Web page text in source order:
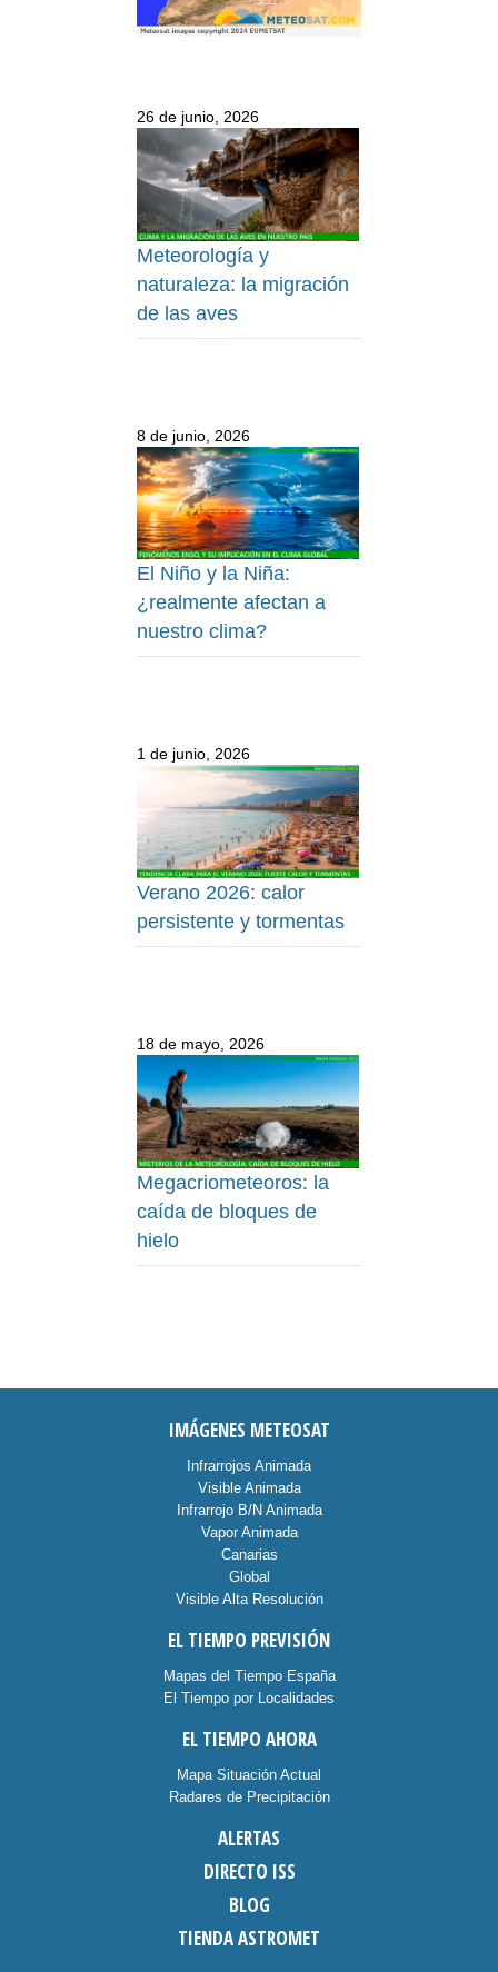
26 de junio, 2026
Meteorología y
naturaleza: la migración
de las aves
8 de junio, 2026
El Niño y la Niña:
¿realmente afectan a
nuestro clima?
1 de junio, 2026
Verano 2026: calor
persistente y tormentas
18 de mayo, 2026
Megacriometeoros: la
caída de bloques de
hielo
IMÁGENES METEOSAT
Infrarrojos Animada
Visible Animada
Infrarrojo B/N Animada
Vapor Animada
Canarias
Global
Visible Alta Resolución
EL TIEMPO PREVISIÓN
Mapas del Tiempo España
El Tiempo por Localidades
EL TIEMPO AHORA
Mapa Situación Actual
Radares de Precipitación
ALERTAS
DIRECTO ISS
BLOG
TIENDA ASTROMET